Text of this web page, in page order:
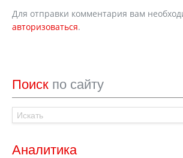
Для отправки комментария вам
авторизоваться.
Поиск по сайту
Аналитика